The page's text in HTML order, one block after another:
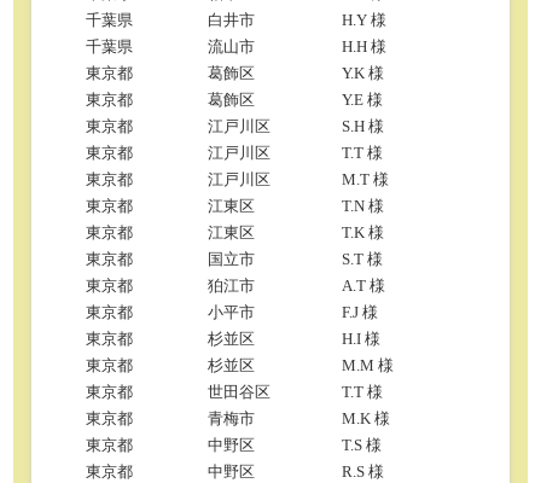
千葉県
白井市
H.Y 様
千葉県
流山市
H.H 様
東京都
葛飾区
Y.K 様
東京都
葛飾区
Y.E 様
東京都
江戸川区
S.H 様
東京都
江戸川区
T.T 様
東京都
江戸川区
M.T 様
東京都
江東区
T.N 様
東京都
江東区
T.K 様
東京都
国立市
S.T 様
東京都
狛江市
A.T 様
東京都
小平市
F.J 様
東京都
杉並区
H.I 様
東京都
杉並区
M.M 様
東京都
世田谷区
T.T 様
東京都
青梅市
M.K 様
東京都
中野区
T.S 様
東京都
中野区
R.S 様